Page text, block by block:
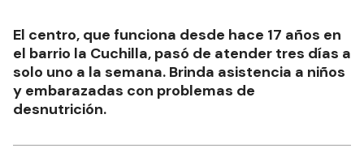
El centro, que funciona desde hace 17 años en
el barrio la Cuchilla, pasó de atender tres días a
solo uno a la semana. Brinda asistencia a niños
y embarazadas con problemas de
desnutrición.